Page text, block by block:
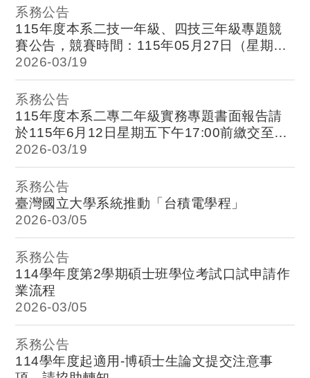
繳交，感謝配合。
[二專電子二甲] 114學年度下學期
實務專題報告繳交注意事項，請於期末考
週115年6月12日（星期五）下午 17：00 前
合。
系務公告
115年度本系二技一年級、四技三年級專題競
賽公告，競賽時間：115年05月27日（星期
三）13：20-15：10，請各位同學轉知。
2026-03/19
系務公告
115年度本系二專二年級實務專題書面報告請
於115年6月12日星期五下午17:00前繳交至系
辦，請各位同學轉知。
2026-03/19
系務公告
臺灣國立大學系統推動「台積電學程」
2026-03/05
系務公告
114學年度第2學期碩士班學位考試口試申請作
業流程
2026-03/05
系務公告
114學年度起適用-博碩士生論文提交注意事